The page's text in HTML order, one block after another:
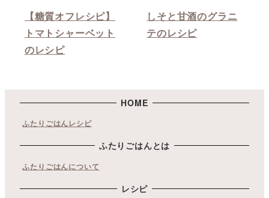
【糖質オフレシピ】
トマトシャーベット
のレシピ
しそと甘酒のグラニ
テのレシピ
HOME
ふたりごはんレシピ
ふたりごはんとは
ふたりごはんについて
レシピ